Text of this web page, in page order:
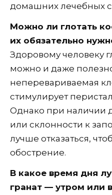
домашних лечебных
Можно ли глотать
их обязательно
Здоровому человеку
можно и даже
неперевариваемая
стимулирует
Однако при наличии
или склонности к
лучше отказаться,
обострение.
В какое время дня
гранат — утром или